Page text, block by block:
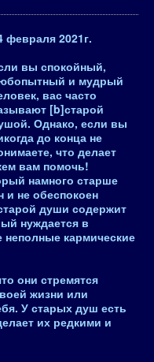
февраля 2021г.
вы спокойный,
и мудрый
вас часто
[b]старой
. Однако, если вы
до конца не
что делает
вам помочь!
намного старше
и не обеспокоен
души содержит
нуждается в
кармические
они стремятся
жизни или
У старых душ есть
их редкими и